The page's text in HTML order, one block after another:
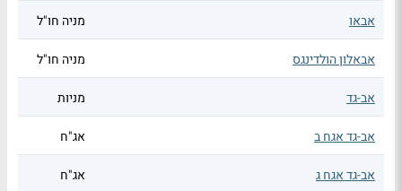
אבאו מניה חו"ל
אבאלון הולדינגס מניה חו"ל
אב-גד מניות
אב-גד אגח ב אג"ח
אב-גד אגח ג אג"ח